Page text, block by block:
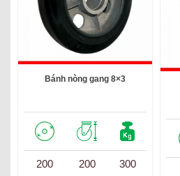
Bánh nòng gang 8×3
200 200 300